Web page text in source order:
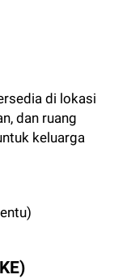
di lokasi
dan ruang
keluarga